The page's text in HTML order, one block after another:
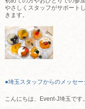
やさしくスタッフがサポート
きます。
●埼玉スタッフからのメッセー
こんにちは、Event-J埼玉です。